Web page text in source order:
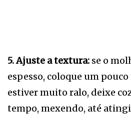
5. Ajuste a textura: se o
espesso, coloque um
estiver muito ralo, deixe
tempo, mexendo, até